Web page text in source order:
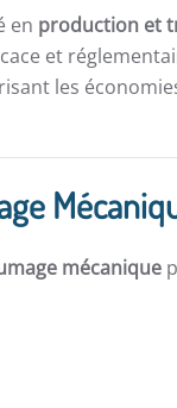
en production et
et
les
mécanique